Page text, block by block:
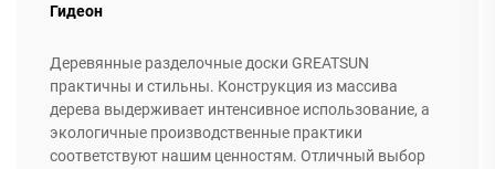
Гидеон
Деревянные разделочные доски GREATSUN
практичны и стильны. Конструкция из массива
дерева выдерживает интенсивное использование, а
экологичные производственные практики
соответствуют нашим ценностям. Отличный выбор